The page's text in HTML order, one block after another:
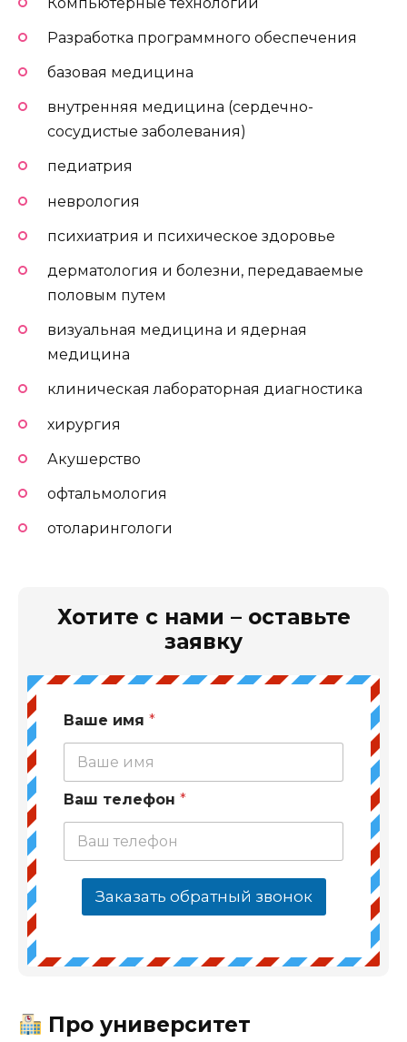
Разработка программного обеспечения
базовая медицина
внутренняя медицина (сердечно-
сосудистые заболевания)
педиатрия
неврология
психиатрия и психическое здоровье
дерматология и болезни, передаваемые
половым путем
визуальная медицина и ядерная
медицина
клиническая лабораторная диагностика
хирургия
Акушерство
офтальмология
отоларингологи
Хотите с нами – оставьте
заявку
Ваше имя *
Ваш телефон *
Заказать обратный звонок
Про университет